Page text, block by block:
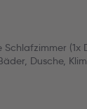
(1x
Dusche,